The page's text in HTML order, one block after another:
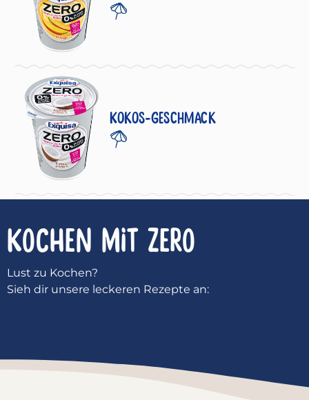
Kokos-Geschmack
KOCHEN MIT ZERO
Lust zu Kochen?
Sieh dir unsere leckeren Rezepte an: